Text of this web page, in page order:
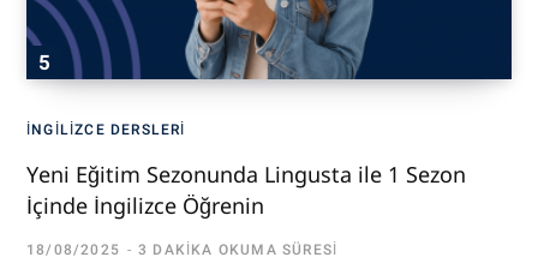
İNGILIZCE DERSLERI
Yeni Eğitim Sezonunda Lingusta ile 1 Sezon
İçinde İngilizce Öğrenin
18/08/2025 3 DAKIKA OKUMA SÜRESI